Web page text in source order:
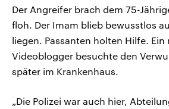
Der Angreifer brach dem 75-
floh. Der Imam blieb bewusstlos
liegen. Passanten holten Hilfe.
Videoblogger besuchte den
später im Krankenhaus.
„Die Polizei war auch hier,